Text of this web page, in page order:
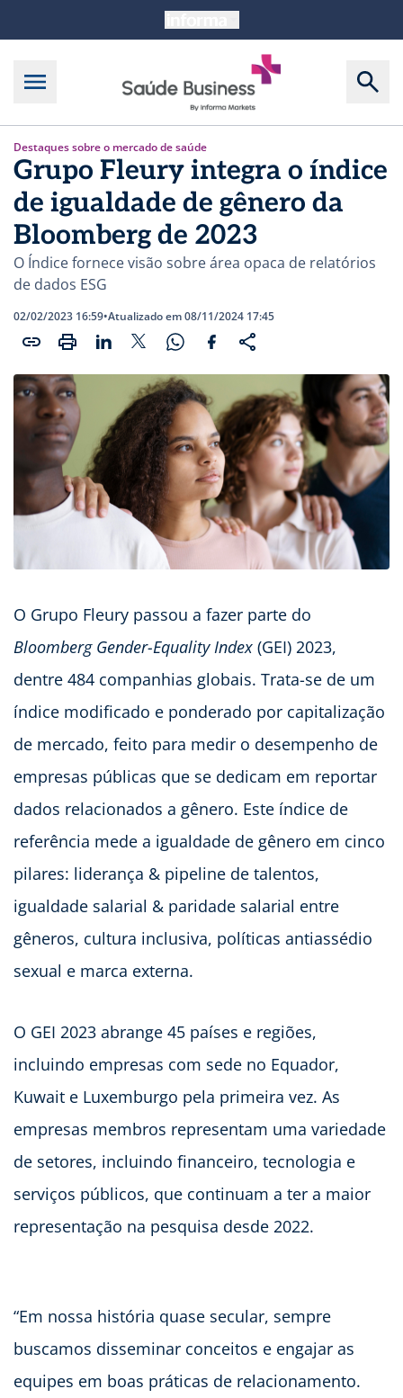
Destaques sobre o mercado de saúde
Grupo Fleury integra o índice
de igualdade de gênero da
Bloomberg de 2023
O Índice fornece visão sobre área opaca de relatórios
de dados ESG
02/02/2023 16:59•Atualizado em 08/11/2024 17:45
O Grupo Fleury passou a fazer parte do
Bloomberg Gender-Equality Index (GEI) 2023,
dentre 484 companhias globais. Trata-se de um
índice modificado e ponderado por capitalização
de mercado, feito para medir o desempenho de
empresas públicas que se dedicam em reportar
dados relacionados a gênero. Este índice de
referência mede a igualdade de gênero em cinco
pilares: liderança & pipeline de talentos,
igualdade salarial & paridade salarial entre
gêneros, cultura inclusiva, políticas antiassédio
sexual e marca externa.
O GEI 2023 abrange 45 países e regiões,
incluindo empresas com sede no Equador,
Kuwait e Luxemburgo pela primeira vez. As
empresas membros representam uma variedade
de setores, incluindo financeiro, tecnologia e
serviços públicos, que continuam a ter a maior
representação na pesquisa desde 2022.
“Em nossa história quase secular, sempre
buscamos disseminar conceitos e engajar as
equipes em boas práticas de relacionamento.